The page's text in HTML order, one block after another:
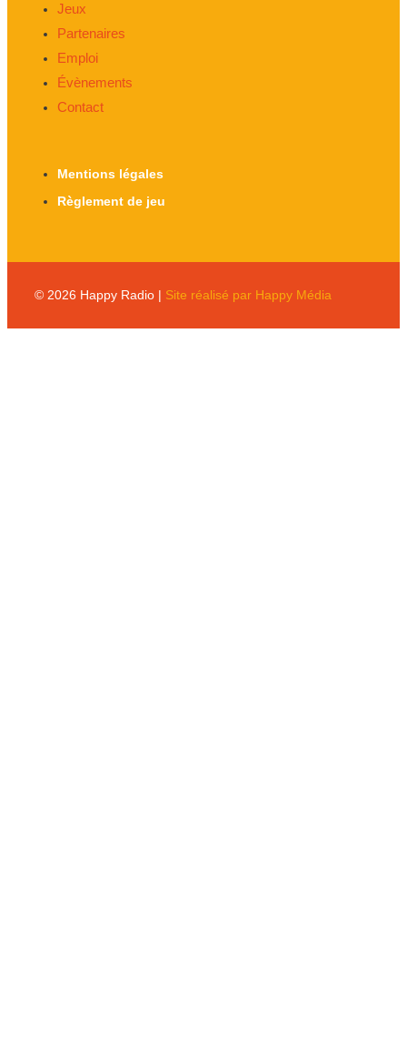
Jeux
Partenaires
Emploi
Évènements
Contact
Mentions légales
Règlement de jeu
© 2026 Happy Radio | Site réalisé par Happy Média